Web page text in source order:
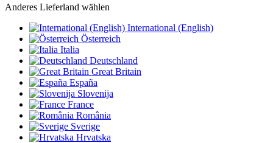
Anderes Lieferland wählen
International (English)
Österreich
Italia
Deutschland
Great Britain
España
Slovenija
France
România
Sverige
Hrvatska